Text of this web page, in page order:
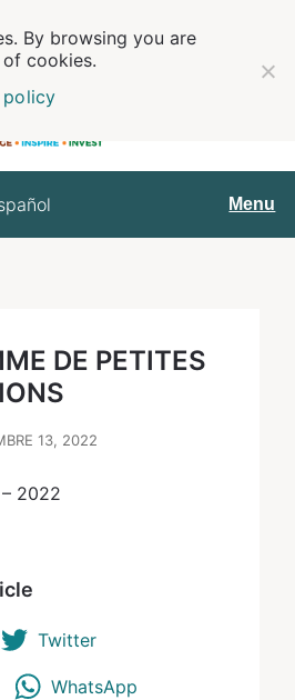
Menu
DE PETITES
13, 2022
– 2022
Twitter
WhatsApp
By browsing you are
cookies.
policy